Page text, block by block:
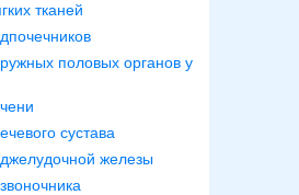
тканей
половых органов у
сустава
железы